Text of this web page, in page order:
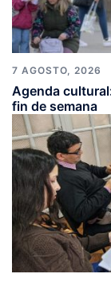
7 AGOSTO, 2026
Agenda
fin de semana